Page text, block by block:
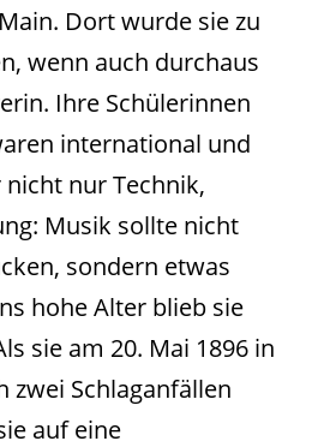
Dort wurde sie zu
wenn auch durchaus
Ihre Schülerinnen
international und
nur Technik,
Musik sollte nicht
sondern etwas
hohe Alter blieb sie
sie am 20. Mai 1896 in
zwei Schlaganfällen
auf eine